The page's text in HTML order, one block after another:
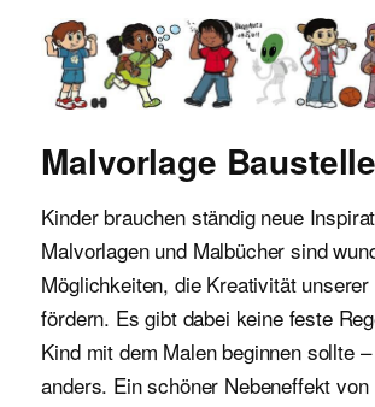
Malvorlagen für Kinder
Malvorlage Baustelle
Kinder brauchen ständig neue
Malvorlagen und Malbücher sind
Möglichkeiten, die Kreativität
fördern. Es gibt dabei keine feste
Kind mit dem Malen beginnen sollte
anders. Ein schöner Nebeneffekt von